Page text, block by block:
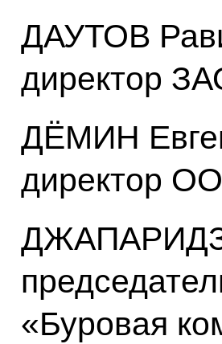
ДАУТОВ
директор
ДЁМИН
директор
«Буровая